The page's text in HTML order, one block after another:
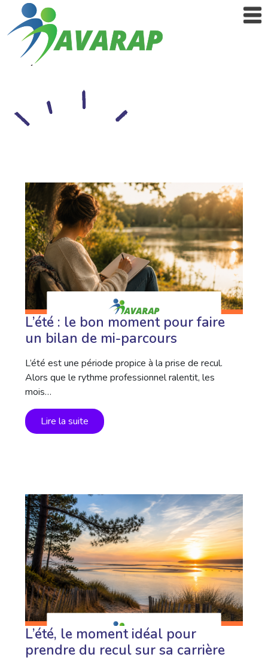
L’été : le bon moment pour faire
un bilan de mi-parcours
L’été est une période propice à la prise de recul.
Alors que le rythme professionnel ralentit, les
mois…
Lire la suite
L’été, le moment idéal pour
prendre du recul sur sa carrière